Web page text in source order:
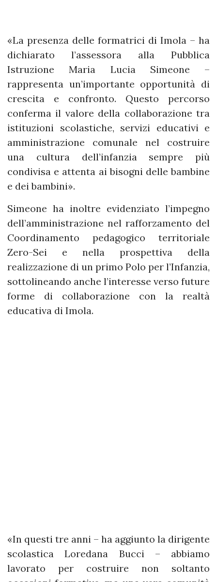
«La presenza delle formatrici di Imola – ha
dichiarato l’assessora alla Pubblica
Istruzione Maria Lucia Simeone –
rappresenta un’importante opportunità di
crescita e confronto. Questo percorso
conferma il valore della collaborazione tra
istituzioni scolastiche, servizi educativi e
amministrazione comunale nel costruire
una cultura dell’infanzia sempre più
condivisa e attenta ai bisogni delle bambine
e dei bambini».
Simeone ha inoltre evidenziato l’impegno
dell’amministrazione nel rafforzamento del
Coordinamento pedagogico territoriale
Zero-Sei e nella prospettiva della
realizzazione di un primo Polo per l’Infanzia,
sottolineando anche l’interesse verso future
forme di collaborazione con la realtà
educativa di Imola.
«In questi tre anni – ha aggiunto la dirigente
scolastica Loredana Bucci – abbiamo
lavorato per costruire non soltanto